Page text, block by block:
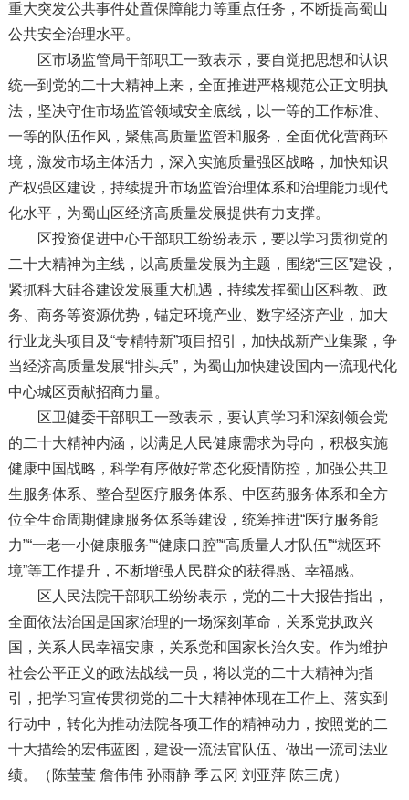
重大突发公共事件处置保障能力等重点任务，不断提高蜀山
公共安全治理水平。
区市场监管局干部职工一致表示，要自觉把思想和认识
统一到党的二十大精神上来，全面推进严格规范公正文明执
法，坚决守住市场监管领域安全底线，以一等的工作标准、
一等的队伍作风，聚焦高质量监管和服务，全面优化营商环
境，激发市场主体活力，深入实施质量强区战略，加快知识
产权强区建设，持续提升市场监管治理体系和治理能力现代
化水平，为蜀山区经济高质量发展提供有力支撑。
区投资促进中心干部职工纷纷表示，要以学习贯彻党的
二十大精神为主线，以高质量发展为主题，围绕“三区”建设，
紧抓科大硅谷建设发展重大机遇，持续发挥蜀山区科教、政
务、商务等资源优势，锚定环境产业、数字经济产业，加大
行业龙头项目及“专精特新”项目招引，加快战新产业集聚，争
当经济高质量发展“排头兵”，为蜀山加快建设国内一流现代化
中心城区贡献招商力量。
区卫健委干部职工一致表示，要认真学习和深刻领会党
的二十大精神内涵，以满足人民健康需求为导向，积极实施
健康中国战略，科学有序做好常态化疫情防控，加强公共卫
生服务体系、整合型医疗服务体系、中医药服务体系和全方
位全生命周期健康服务体系等建设，统筹推进“医疗服务能
力”“一老一小健康服务”“健康口腔”“高质量人才队伍”“就医环
境”等工作提升，不断增强人民群众的获得感、幸福感。
区人民法院干部职工纷纷表示，党的二十大报告指出，
全面依法治国是国家治理的一场深刻革命，关系党执政兴
国，关系人民幸福安康，关系党和国家长治久安。作为维护
社会公平正义的政法战线一员，将以党的二十大精神为指
引，把学习宣传贯彻党的二十大精神体现在工作上、落实到
行动中，转化为推动法院各项工作的精神动力，按照党的二
十大描绘的宏伟蓝图，建设一流法官队伍、做出一流司法业
绩。（陈莹莹 詹伟伟 孙雨静 季云冈 刘亚萍 陈三虎）